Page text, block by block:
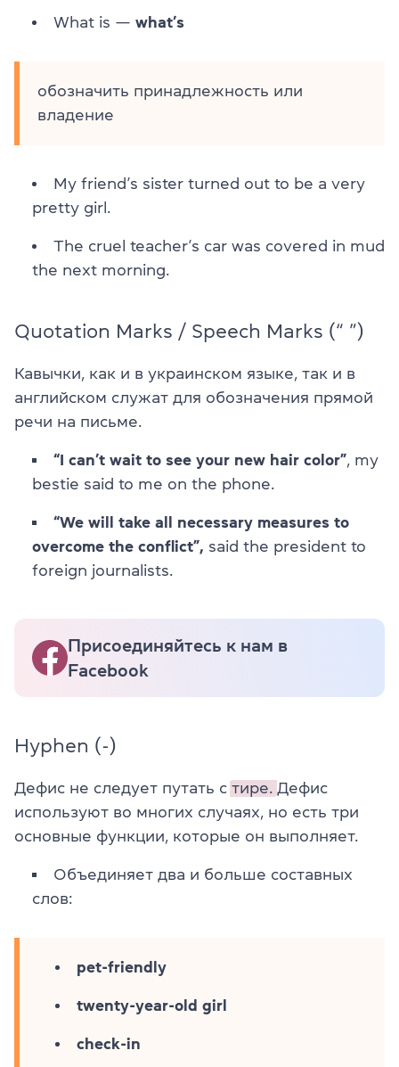
What is — what’s
обозначить принадлежность или
владение
My friend’s sister turned out to be a very
pretty girl.
The cruel teacher’s car was covered in mud
the next morning.
Quotation Marks / Speech Marks (“ ”)
Кавычки, как и в украинском языке, так и в
английском служат для обозначения прямой
речи на письме.
“I can’t wait to see your new hair color”, my
bestie said to me on the phone.
“We will take all necessary measures to
overcome the conflict”, said the president to
foreign journalists.
Присоединяйтесь к нам в
Facebook
Hyphen (-)
Дефис не следует путать с тире. Дефис
используют во многих случаях, но есть три
основные функции, которые он выполняет.
Объединяет два и больше составных
слов:
pet-friendly
twenty-year-old girl
check-in